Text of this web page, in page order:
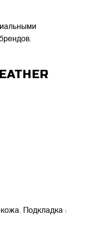
Подкладка :